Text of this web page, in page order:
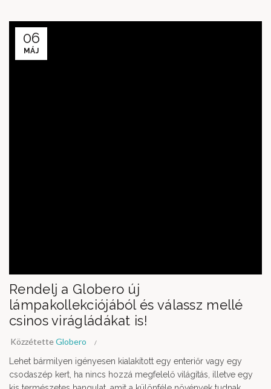
06
MÁJ
Rendelj a Globero új
lámpakollekciójából és válassz mellé
csinos virágládákat is!
KözzétetteGlobero
Lehet bármilyen igényesen kialakított egy enteriőr vagy egy
csodaszép kert, ha nincs hozzá megfelelő világítás, illetve egy